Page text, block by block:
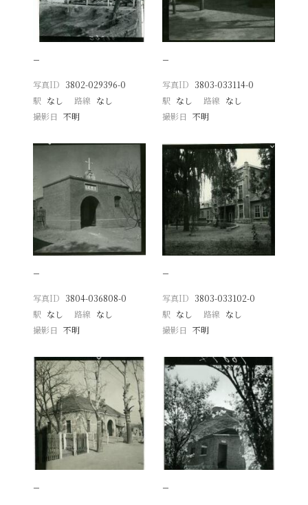
−
写真ID 3802-029396-0
駅 なし 路線 なし
撮影日
不明
−
写真ID 3803-033114-0
駅 なし 路線 なし
撮影日 不明
−
写真ID 3804-036808-0
駅 なし 路線 なし
撮影日
不明
−
写真ID 3803-033102-0
駅 なし 路線 なし
撮影日 不明
− −